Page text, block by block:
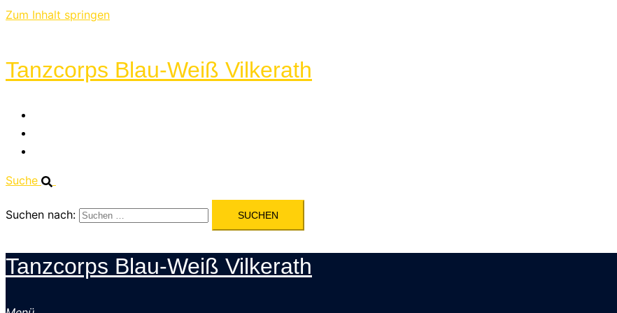
Zum Inhalt springen
Tanzcorps Blau-Weiß Vilkerath
Suche
Suchen nach:
Tanzcorps Blau-Weiß Vilkerath